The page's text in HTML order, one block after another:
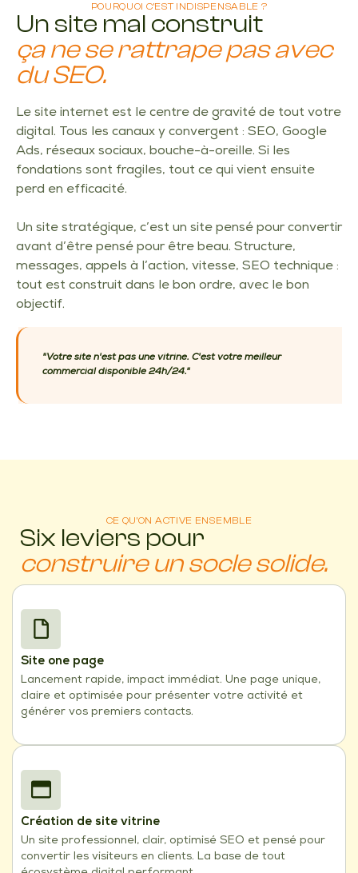
POURQUOI C'EST INDISPENSABLE ?
Un site mal construit
ça ne se rattrape pas avec
du SEO.
Le site internet est le centre de gravité de tout votre
digital. Tous les canaux y convergent : SEO, Google
Ads, réseaux sociaux, bouche-à-oreille. Si les
fondations sont fragiles, tout ce qui vient ensuite
perd en efficacité.
Un site stratégique, c’est un site pensé pour convertir
avant d’être pensé pour être beau. Structure,
messages, appels à l’action, vitesse, SEO technique :
tout est construit dans le bon ordre, avec le bon
objectif.
"Votre site n'est pas une vitrine. C'est votre meilleur
commercial disponible 24h/24."
CE QU'ON ACTIVE ENSEMBLE
Six leviers pour
construire un socle solide.
Site one page
Lancement rapide, impact immédiat. Une page unique,
claire et optimisée pour présenter votre activité et
générer vos premiers contacts.
Création de site vitrine
Un site professionnel, clair, optimisé SEO et pensé pour
convertir les visiteurs en clients. La base de tout